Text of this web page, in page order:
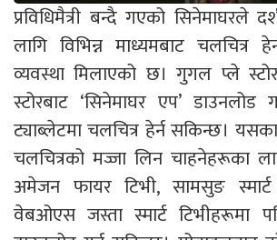
प्रविधिमैत्री बन्दै गएको सिनेमाघरले
लागि विभिन्न माध्यमबाट चलचित्र
व्यवस्था मिलाएको छ। गुगल प्ले
स्टोरबाट ‘सिनेमाघर एप’ डाउनलोड
ट्याब्लेटमा चलचित्र हेर्न सकिन्छ।
चलचित्रको मज्जा लिन चाहनेहरूका
अमेजन फायर टिभी, सामसुङ
वेबओएस जस्ता स्मार्ट टिभीहरूमा